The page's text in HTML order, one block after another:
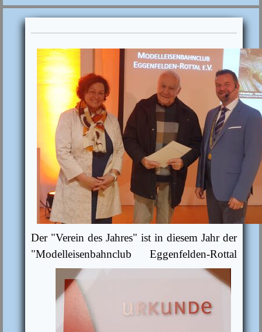
Der "Verein des Jahres" ist in diesem Jahr der
"Modelleisenbahnclub Eggenfelden-Rottal